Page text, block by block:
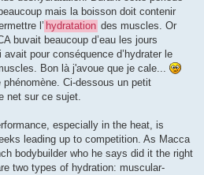
mais la boisson doit contenir
l’ hydratation des muscles. Or
buvait beaucoup d’eau les jours
pour conséquence d’hydrater le
Bon là j'avoue que je cale...
Ci-dessous un petit
net sur ce sujet.
especially in the heat, is
leading up to competition. As Macca
bodybuilder who he says did it the right
two types of hydration: muscular-